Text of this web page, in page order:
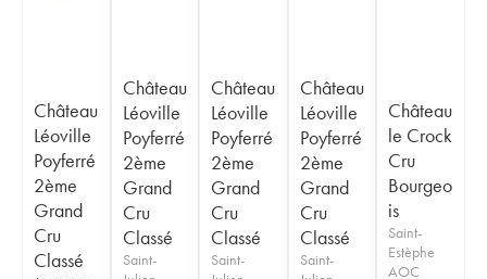
Château
Léoville
Poyferré
2ème
Grand
Cru
Classé
Château
Léoville
Poyferré
2ème
Grand
Cru
Classé
Saint-
Château
Léoville
Poyferré
2ème
Grand
Cru
Classé
Saint-
Château
Léoville
Poyferré
2ème
Grand
Cru
Classé
Saint-
Château
le Crock
Cru
Bourgeo
is
Saint-
Estèphe
AOC